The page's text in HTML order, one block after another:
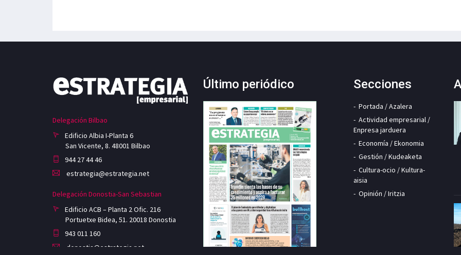
Delegación Bilbao
Edificio Albia I-Planta 6
San Vicente, 8. 48001 Bilbao
944 27 44 46
estrategia@estrategia.net
Delegación Donostia-San Sebastian
Edificio ACB – Planta 2 Ofic. 216
Portuetxe Bidea, 51. 20018 Donostia
943 011 160
donostia@estrategia.net
Último periódico Secciones
Portada / Azalera
Actividad empresarial /
Enpresa jarduera
Economía / Ekonomia
Gestión / Kudeaketa
Cultura-ocio / Kultura-
aisia
Opinión / Iritzia